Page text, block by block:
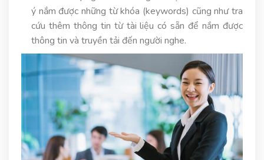
ý nắm được những từ khóa (keywords) cũng như tra
cứu thêm thông tin từ tài liệu có sẵn để nắm được
thông tin và truyền tải đến người nghe.